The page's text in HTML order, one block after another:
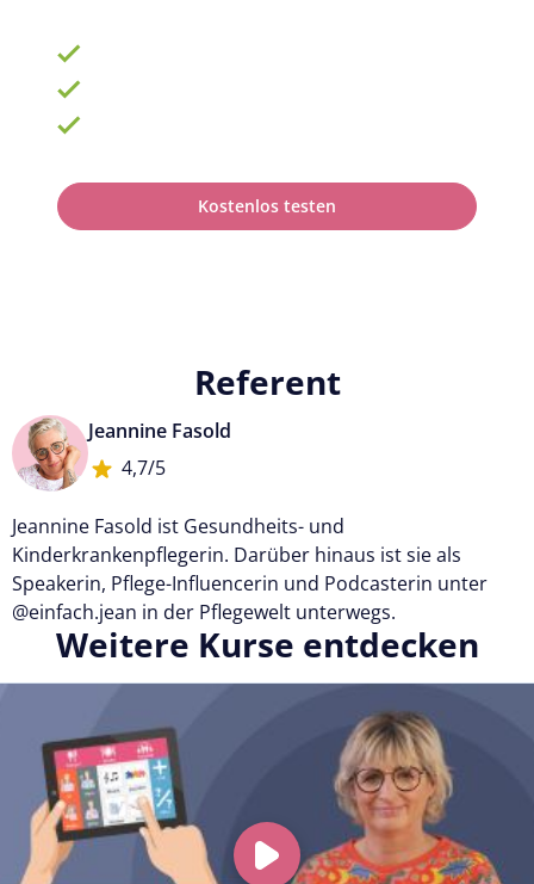
Kostenlos testen
Referent
Jeannine Fasold
4,7/5
Jeannine Fasold ist Gesundheits- und
Kinderkrankenpflegerin. Darüber hinaus ist sie als
Speakerin, Pflege-Influencerin und Podcasterin unter
@einfach.jean in der Pflegewelt unterwegs.
Weitere Kurse entdecken